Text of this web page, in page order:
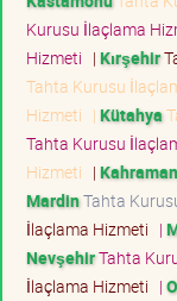
Kurusu İlaçlama
Hizmeti | Kırşehir
Tahta Kurusu
Hizmeti | Kütahya
Tahta Kurusu
Hizmeti |
MardinTahta
İlaçlama Hizmeti |
NevşehirTahta
İlaçlama Hizmeti |